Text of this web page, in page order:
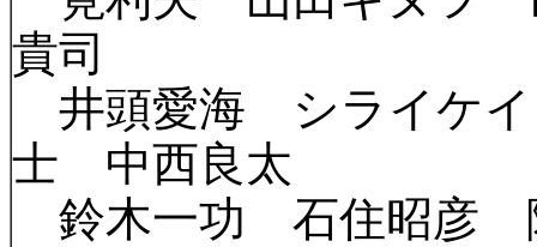
貴司
井頭愛海 シライケ
士 中西良太
鈴木一功 石住昭彦